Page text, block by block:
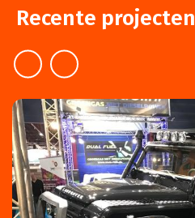
Recente projecten
prev next